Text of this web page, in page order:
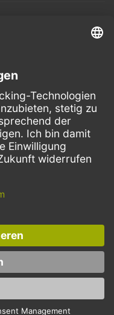
Handel, Industrie,
freien Berufe bestimmt.